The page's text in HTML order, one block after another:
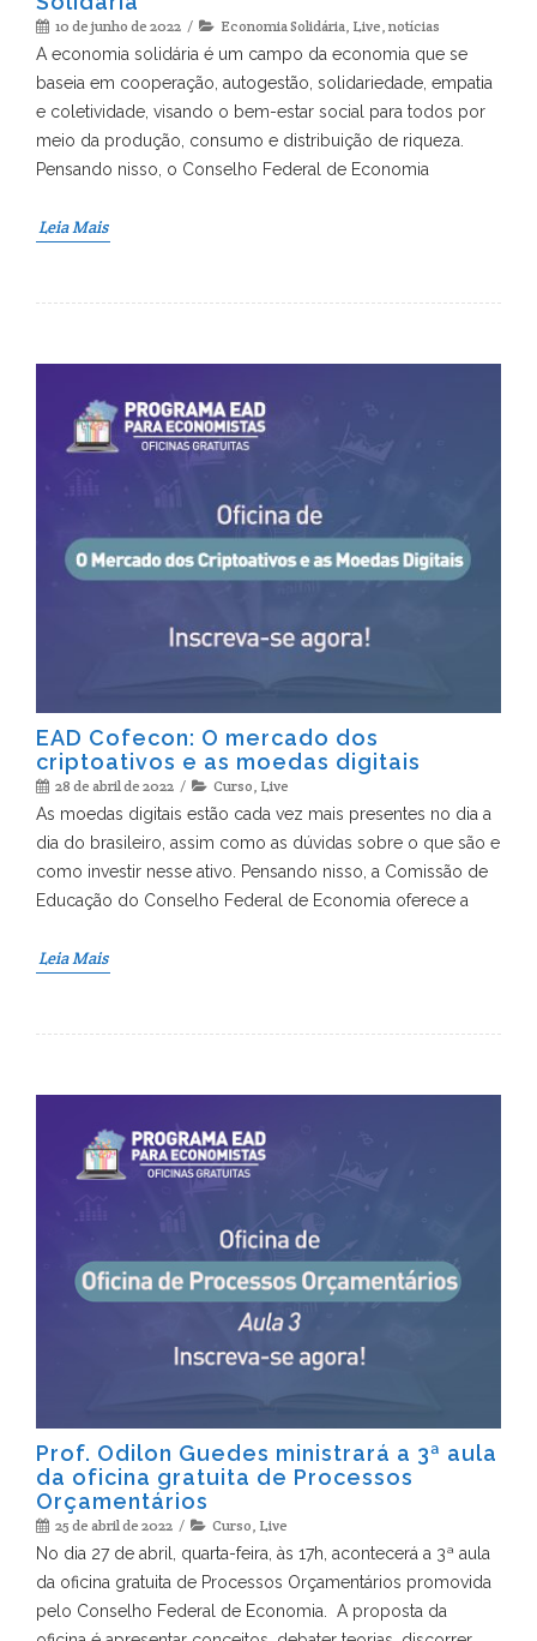
10 de junho de 2022 Economia Solidária, Live, notícias
A economia solidária é um campo da economia que se
baseia em cooperação, autogestão, solidariedade, empatia
e coletividade, visando o bem-estar social para todos por
meio da produção, consumo e distribuição de riqueza.
Pensando nisso, o Conselho Federal de Economia
Leia Mais
EAD Cofecon: O mercado dos
criptoativos e as moedas digitais
28 de abril de 2022 Curso, Live
As moedas digitais estão cada vez mais presentes no dia a
dia do brasileiro, assim como as dúvidas sobre o que são e
como investir nesse ativo. Pensando nisso, a Comissão de
Educação do Conselho Federal de Economia oferece a
Leia Mais
Prof. Odilon Guedes ministrará a 3ª aula
da oficina gratuita de Processos
Orçamentários
25 de abril de 2022 Curso Live
No dia 27 de abril, quarta-feira, às 17h, acontecerá a 3ª aula
da oficina gratuita de Processos Orçamentários promovida
pelo Conselho Federal de Economia. A proposta da